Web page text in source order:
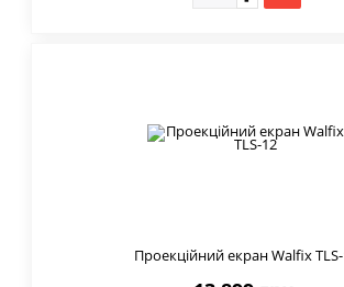
Проекційний екран Walfix